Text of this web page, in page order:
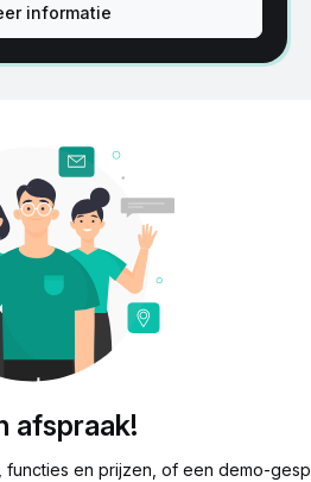
informatie
afspraak!
functies en prijzen, of een demo-